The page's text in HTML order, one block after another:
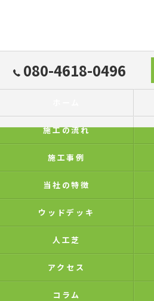
080-4618-0496
施工の流れ
施工事例
当社の特徴
ウッドデッキ
人工芝
アクセス
コラム